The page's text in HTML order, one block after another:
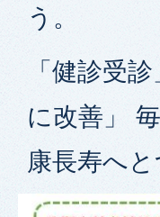
う。
「健診受
に改善」
康長寿へと